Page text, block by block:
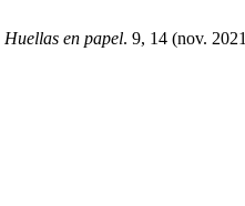
Huellas en papel. 9, 14 (nov.